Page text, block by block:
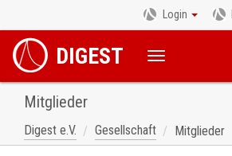
Login
DIGEST
Mitglieder
Digest e.V. Gesellschaft Mitglieder